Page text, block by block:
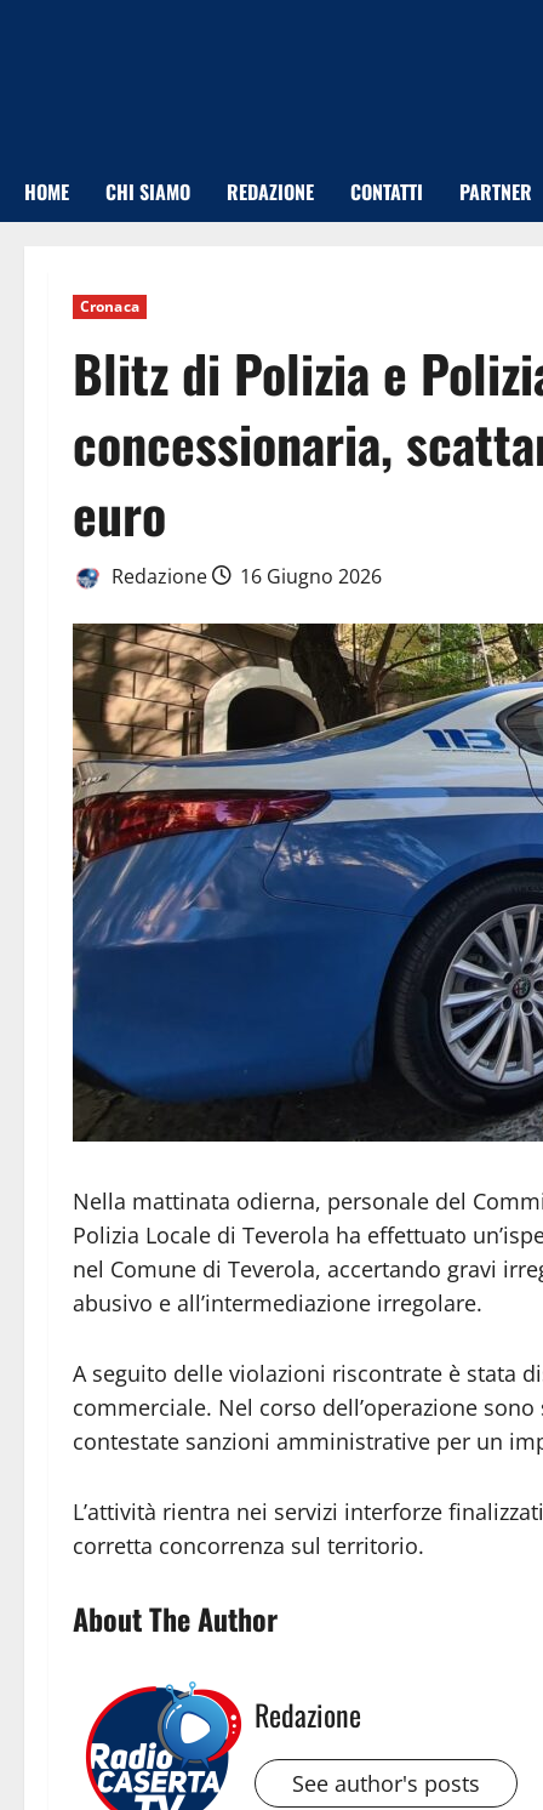
HOME CHI SIAMO REDAZIONE CONTATTI PARTNER
Cronaca
Blitz di Polizia e
concessionaria,
euro
Redazione 16 Giugno 2026
Nella mattinata odierna, personale del
Polizia Locale di Teverola ha effettuato
nel Comune di Teverola, accertando gravi
abusivo e all’intermediazione irregolare.
A seguito delle violazioni riscontrate è stata
commerciale. Nel corso dell’operazione
contestate sanzioni amministrative per un
L’attività rientra nei servizi interforze
corretta concorrenza sul territorio.
About The Author
Redazione
See author's posts